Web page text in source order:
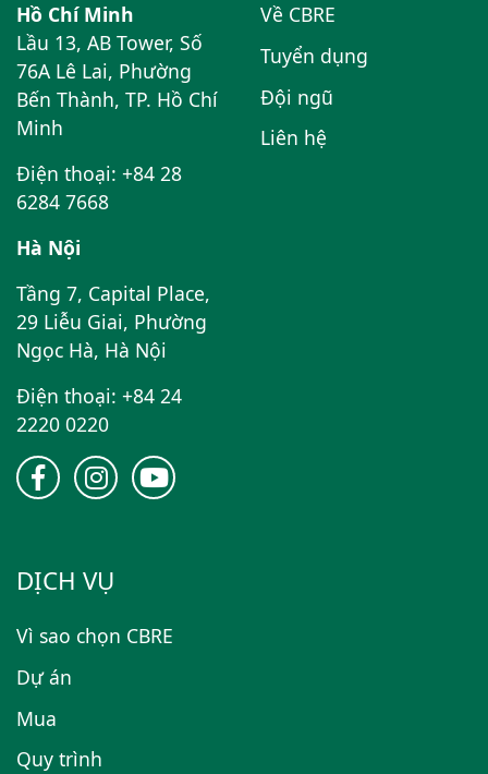
Hồ Chí Minh
Lầu 13, AB Tower, Số
76A Lê Lai, Phường
Bến Thành, TP. Hồ Chí
Minh
Điện thoại: +84 28
6284 7668
Hà Nội
Tầng 7, Capital Place,
29 Liễu Giai, Phường
Ngọc Hà, Hà Nội
Điện thoại: +84 24
2220 0220
Về CBRE
Tuyển dụng
Đội ngũ
Liên hệ
DỊCH VỤ
Vì sao chọn CBRE
Dự án
Mua
Quy trình